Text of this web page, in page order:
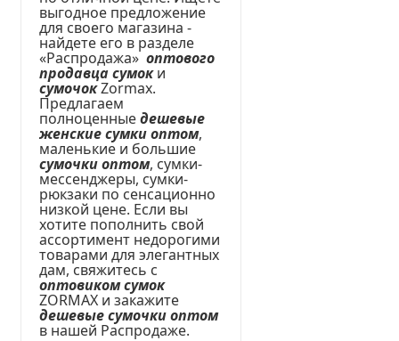
выгодное предложение
для своего магазина -
найдете его в разделе
«Распродажа»оптового
продавца сумоки
сумочокZormax.
Предлагаем
полноценныедешевые
женские сумки оптом,
маленькие и большие
сумочки оптом, сумки-
мессенджеры, сумки-
рюкзаки по сенсационно
низкой цене. Если вы
хотите пополнить свой
ассортимент недорогими
товарами для элегантных
дам, свяжитесь с
оптовиком сумок
ZORMAX и закажите
дешевые сумочки оптом
в нашей Распродаже.